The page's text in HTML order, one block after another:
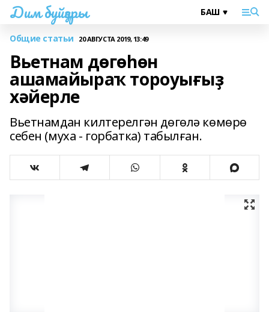
Дим буйҙары
Общие статьи 20 АВГУСТА 2019, 13:49
Вьетнам дөгөһөн
ашамайыраҡ тороуығыҙ
хәйерле
Вьетнамдан килтерелгән дөгөлә көмөрө
себен (муха - горбатка) табылған.